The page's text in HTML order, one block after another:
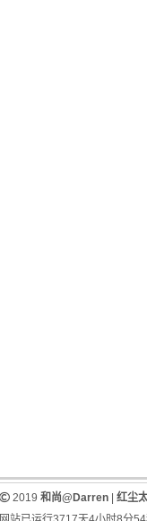
2019和尚@Darren |红尘